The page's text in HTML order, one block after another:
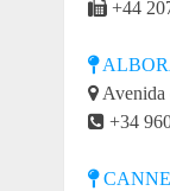
+44
Avenida
+34